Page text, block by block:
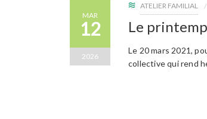
MAR
12
2026
ATELIER FAMILIAL
Le
Le 20 mars 2021,
collective qui rend